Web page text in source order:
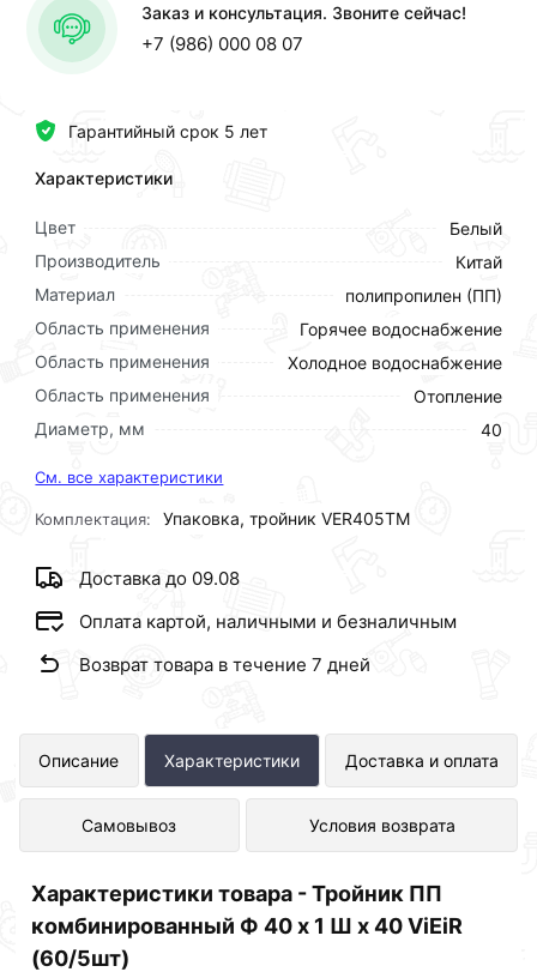
Гарантийный срок 5 лет
Характеристики
Цвет
Белый
Производитель
Китай
Материал
полипропилен (ПП)
Область применения
Горячее водоснабжение
Область применения
Холодное водоснабжение
Область применения
Отопление
Диаметр, мм
40
См. все характеристики
Комплектация: Упаковка, тройник VER405TM
Доставка до 09.08
Оплата картой, наличными и безналичным
Возврат товара в течение 7 дней
Заказ и консультация. Звоните сейчас!
+7 (986) 000 08 07
Описание Характеристики Доставка и оплата
Самовывоз Условия возврата
Тройник ПП комбинированный Ф 40
х 1 Ш х 40 ViEiR (60/5шт)
представлен в интернет-магазине
164 рублей.
Характеристики товара - Тройник ПП
комбинированный Ф 40 х 1 Ш х 40 ViEiR
(60/5шт)